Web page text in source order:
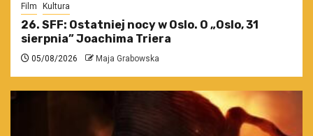
Film Kultura
26. SFF: Ostatniej nocy w Oslo. O „Oslo, 31
sierpnia” Joachima Triera
05/08/2026 Maja Grabowska